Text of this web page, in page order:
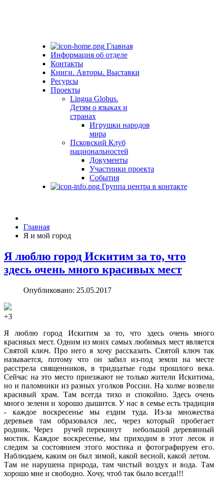
Главная
Информация об отделе
Контакты
Книги. Авторы. Выставки
Ресурсы
Проекты
Lingua Globus.
Детям о языках и
странах
Игрушки народов
мира
Псковский Клуб
национальностей
Документы
Участники проекта
События
Группа центра в контакте
Главная
Я и мой город
Я люблю город Искитим за то, что
здесь очень много красивых мест
Опубликовано: 25.05.2017
+3
Я люблю город Искитим за то, что здесь очень много
красивых мест. Одним из моих самых любимых мест является
Святой ключ. Про него я хочу рассказать. Святой ключ так
называется, потому что он забил из-под земли на месте
расстрела священников, в тридцатые годы прошлого века.
Сейчас на это место приезжают не только жители Искитима,
но и паломники из разных уголков России. На холме возвели
красивый храм. Там всегда тихо и спокойно. Здесь очень
много зелени и хорошо дышится. У нас в семье есть традиция
- каждое воскресенье мы ездим туда. Из-за множества
деревьев там образовался лес, через который пробегает
родник. Через ручей перекинут небольшой деревянный
мостик. Каждое воскресенье, мы приходим в этот лесок и
следим за состоянием этого мостика и фотографируем его.
Наблюдаем, каким он был зимой, какой весной, какой летом.
Там не нарушена природа, там чистый воздух и вода. Там
хорошо мне и свободно. Хочу, чтоб так было всегда!!!